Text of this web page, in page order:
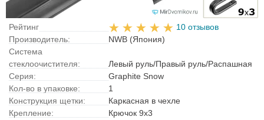
Рейтинг
10 отзывов
Производитель:
NWB (Япония)
Система
стеклоочистителя:
Левый руль/Правый руль/Распашная
Серия:
Graphite Snow
Кол-во в упаковке:
1
Конструкция щетки:
Каркасная в чехле
Крепление:
Крючок 9x3